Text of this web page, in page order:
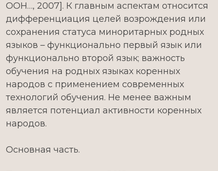
ООН…, 2007]. К главным аспектам относится
дифференциация целей возрождения или
сохранения статуса миноритарных родных
языков – функционально первый язык или
функционально второй язык; важность
обучения на родных языках коренных
народов с применением современных
технологий обучения. Не менее важным
является потенциал активности коренных
народов.
Основная часть.